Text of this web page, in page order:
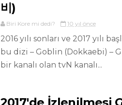
비)
Biri Kore mi dedi? 10 yıl önce
2016 yılı sonları ve 2017 yılı
bu dizi – Goblin (Dokkaebi) –
bir kanalı olan tvN kanalı...